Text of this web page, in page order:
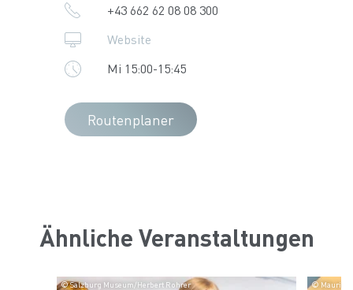
+43 662 62 08 08 300
Website
Mi 15:00-15:45
Routenplaner
Ähnliche Veranstaltungen
© Salzburg Museum/Herbert Rohrer © Maurice